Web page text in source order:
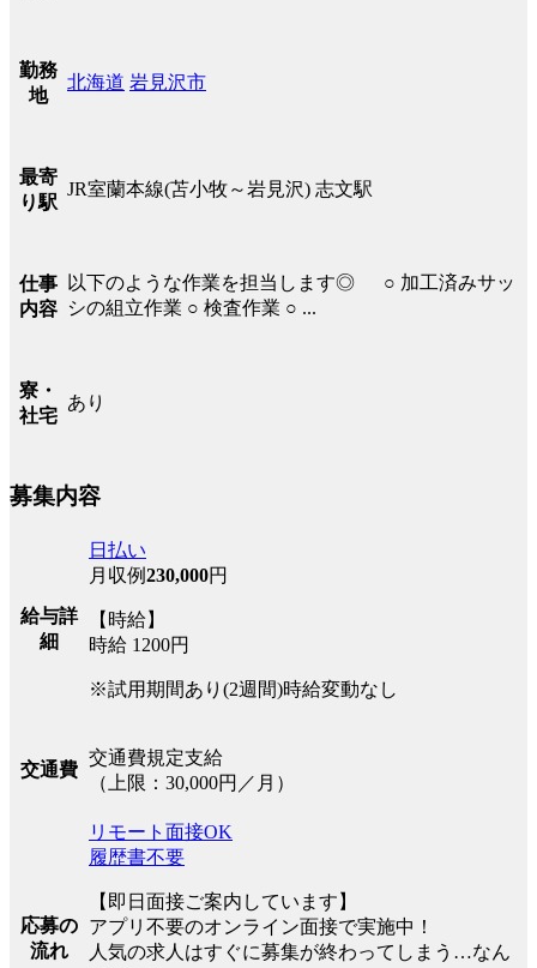
勤務
地
北海道 岩見沢市
最寄
り駅
JR室蘭本線(苫小牧～岩見沢) 志文駅
仕事
内容
以下のような作業を担当します◎ ○ 加工済みサッ
シの組立作業 ○ 検査作業 ○ ...
寮・
社宅
あり
募集内容
給与詳
細
日払い
月収例230,000円
【時給】
時給 1200円
※試用期間あり(2週間)時給変動なし
交通費
交通費規定支給
（上限：30,000円／月）
応募の
流れ
リモート面接OK
履歴書不要
【即日面接ご案内しています】
アプリ不要のオンライン面接で実施中！
人気の求人はすぐに募集が終わってしまう…なん